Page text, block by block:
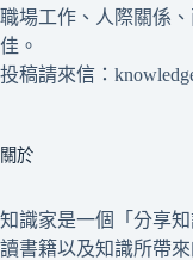
職場工作、人際關係
佳。
投稿請來信：
關於
知識家是一個「分享
讀書籍以及知識所帶